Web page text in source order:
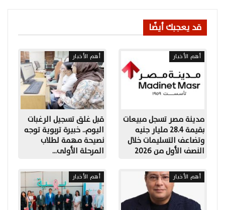
قد يعجبك أيضًا
أهم الأخبار
مدينة مصر تسجل مبيعات
بقيمة 28.4 مليار جنيه
وتضاعف التسليمات خلال
النصف الأول من 2026
أهم الأخبار
قبل غلق تسجيل الرغبات
اليوم.. خبيرة تربوية توجه
نصيحة مهمة لطلاب
المرحلة الأولى…
أهم الأخبار أهم الأخبار